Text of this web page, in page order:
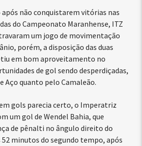
não conquistarem vitórias nas
do Campeonato Maranhense, ITZ
um jogo de movimentação
porém, a disposição das duas
em bom aproveitamento no
de gol sendo desperdiçadas,
Aço quanto pelo Camaleão.
gols parecia certo, o Imperatriz
um gol de Wendel Bahia, que
de pênalti no ângulo direito do
minutos do segundo tempo, após